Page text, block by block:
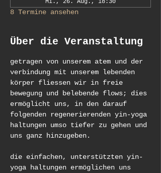
Mi., 26. Aug., 18:30
8 Termine ansehen
Über die Veranstaltung
getragen von unserem atem und der
verbindung mit unserem lebenden
körper fliessen wir in freie
bewegung und belebende flows; dies
ermöglicht uns, in den darauf
folgenden regenerierenden yin-yoga
haltungen umso tiefer zu gehen und
uns ganz hinzugeben.
die einfachen, unterstützten yin-
yoga haltungen ermöglichen uns